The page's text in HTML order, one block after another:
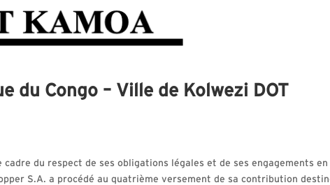
du Congo – Ville de Kolwezi DOT
cadre du respect de ses obligations légales et de ses engagements en
S.A. a procédé au quatrième versement de sa contribution